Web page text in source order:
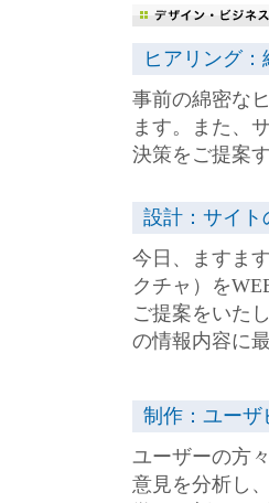
ヒアリング
事前の綿密な
ます。また、
決策をご提案
設計：サイト
今日、ますま
クチャ）を
ご提案をいた
の情報内容に
制作：ユーザ
ユーザーの方
意見を分析し